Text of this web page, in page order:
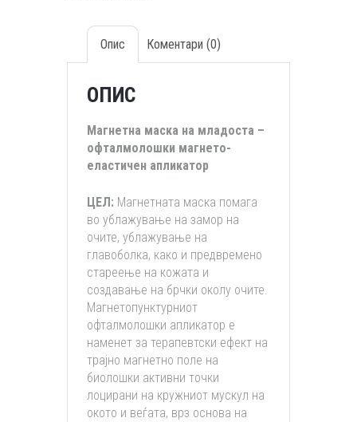
Опис Коментари (0)
ОПИС
Магнетна маска на младоста –
офталмолошки магнето-
еластичен апликатор
ЦЕЛ: Магнетната маска помага
во ублажување на замор на
очите, ублажување на
главоболка, како и предвремено
стареење на кожата и
создавање на брчки околу очите.
Магнетопунктурниот
офталмолошки апликатор е
наменет за терапевтски ефект на
трајно магнетно поле на
биолошки активни точки
лоцирани на кружниот мускул на
окото и веѓата, врз основа на